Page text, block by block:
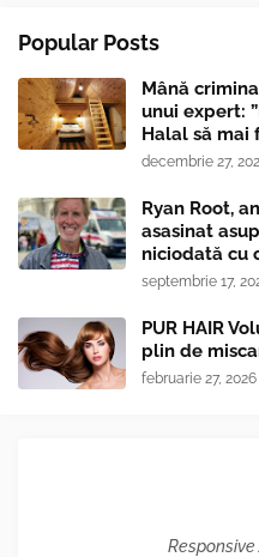
Popular Posts
Mână
unui expert:
Halal să mai
decembrie 27,
Ryan Root,
asasinat
niciodată cu
septembrie 17,
PUR HAIR
plin de
februarie 27, 2026